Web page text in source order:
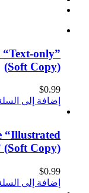
“Text-only”
(Soft Copy)
$0.99
إضافة إلى
“Illustrated
(Soft Copy)
$0.99
إضافة إلى